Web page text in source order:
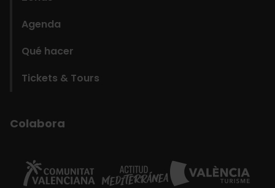
Agenda
Qué hacer
Tickets & Tours
Colabora